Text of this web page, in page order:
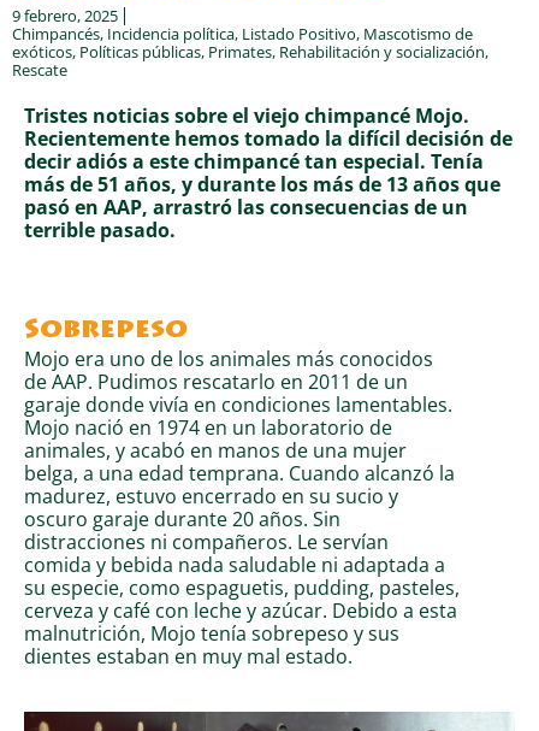
9 febrero, 2025
Chimpancés, Incidencia política, Listado Positivo, Mascotismo de
exóticos, Políticas públicas, Primates, Rehabilitación y socialización,
Rescate
Tristes noticias sobre el viejo chimpancé Mojo.
Recientemente hemos tomado la difícil decisión de
decir adiós a este chimpancé tan especial. Tenía
más de 51 años, y durante los más de 13 años que
pasó en AAP, arrastró las consecuencias de un
terrible pasado.
Sobrepeso
Mojo era uno de los animales más conocidos
de AAP. Pudimos rescatarlo en 2011 de un
garaje donde vivía en condiciones lamentables.
Mojo nació en 1974 en un laboratorio de
animales, y acabó en manos de una mujer
belga, a una edad temprana. Cuando alcanzó la
madurez, estuvo encerrado en su sucio y
oscuro garaje durante 20 años. Sin
distracciones ni compañeros. Le servían
comida y bebida nada saludable ni adaptada a
su especie, como espaguetis, pudding, pasteles,
cerveza y café con leche y azúcar. Debido a esta
malnutrición, Mojo tenía sobrepeso y sus
dientes estaban en muy mal estado.